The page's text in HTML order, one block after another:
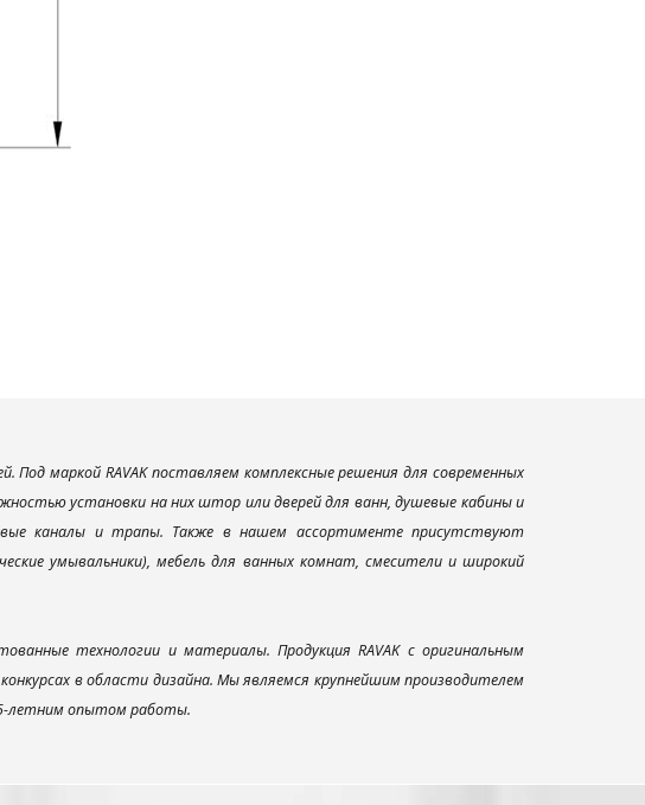
маркой RAVAK поставляем комплексные решения для современных
установки на них штор или дверей для ванн, душевые кабины и
каналы и трапы. Также в нашем ассортименте присутствуют
умывальники), мебель для ванных комнат, смесители и широкий
технологии и материалы. Продукция RAVAK с оригинальным
в области дизайна. Мы являемся крупнейшим производителем
летним опытом работы.